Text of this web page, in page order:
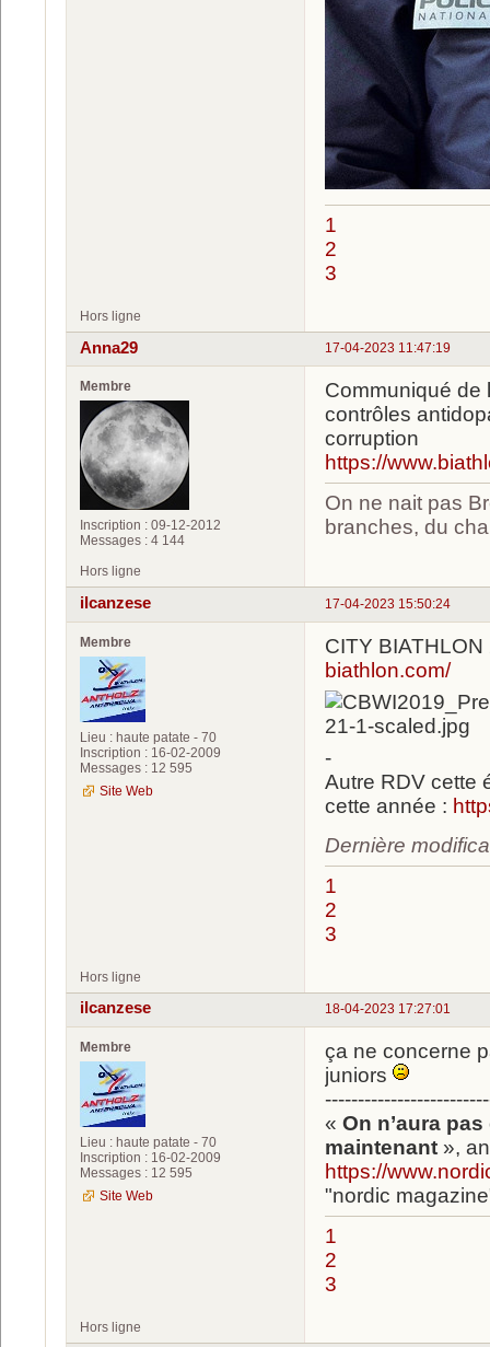
1
2
3
Hors ligne
17-04-2023 11:47:19
Anna29
Membre
Inscription : 09-12-2012
Messages : 4 144
Communiqué de
contrôles
corruption
https://
On ne nait pas
branches, du
Hors ligne
17-04-2023 15:50:24
ilcanzese
Membre
Lieu : haute patate - 70
Inscription : 16-02-2009
Messages : 12 595
Site Web
CITY
biathlon.com/
-
Autre RDV cette
cette année :
Dernière
1
2
3
Hors ligne
18-04-2023 17:27:01
ilcanzese
Membre
Lieu : haute patate - 70
Inscription : 16-02-2009
Messages : 12 595
Site Web
ça ne concerne
juniors
« On n’aura
maintenant »,
https://
"nordic
1
2
3
Hors ligne